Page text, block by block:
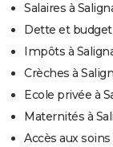
Salaires à
Dette et budget
Impôts à
Crèches à
Ecole privée à
Maternités à
Accès aux soins